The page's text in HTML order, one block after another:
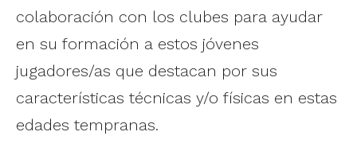
colaboración con los clubes para ayudar
en su formación a estos jóvenes
jugadores/as que destacan por sus
características técnicas y/o físicas en estas
edades tempranas.